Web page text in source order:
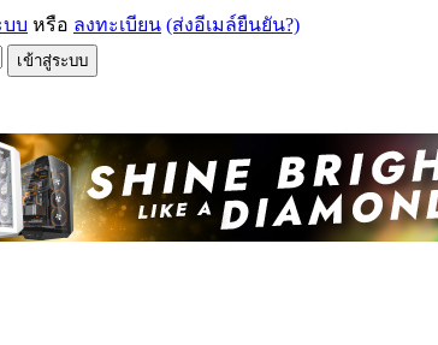
บบ หรือ ลงทะเบียน (ส่งอีเมล์ยืนยัน?)